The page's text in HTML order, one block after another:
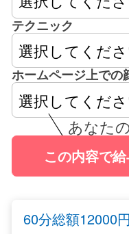
テクニック
ホームページ上での
あなた
この内容で
60分総額12000